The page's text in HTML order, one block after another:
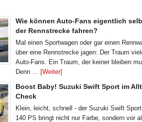
Wie können Auto-Fans eigentlich
der Rennstrecke fahren?
Mal einen Sportwagen oder gar einen
über eine Rennstrecke jagen: Der Traum
Auto-Fans. Ein Traum, der keiner bleiben
Denn … [Weiter]
Boost Baby! Suzuki Swift Sport im
Check
Klein, leicht, schnell - der Suzuki Swift
140 PS bringt nicht nur Farbe, sondern vor